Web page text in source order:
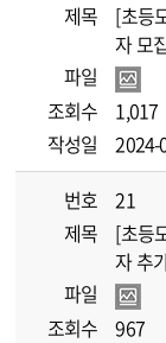
제목
[초등
자 모
파일
조회수
1,017
작성일
2024-
번호
21
제목
[초등
자 추
파일
조회수
967